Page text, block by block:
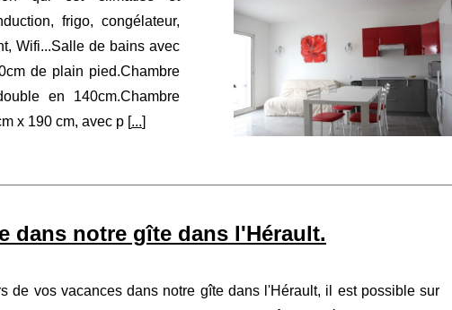
frigo, congélateur,
Wifi...Salle de bains avec
de plain pied.Chambre
en 140cm.Chambre
x 190 cm, avec p [...]
dans notre gîte dans l'Hérault.
de vos vacances dans notre gîte dans l'Hérault, il est possible sur